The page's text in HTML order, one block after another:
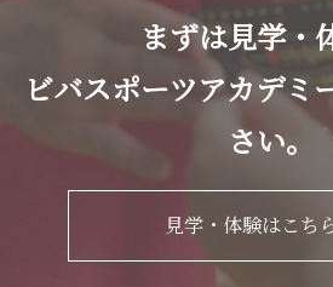
まずは見学・
ビバスポーツアカデミ
さい。
見学・体験はこち